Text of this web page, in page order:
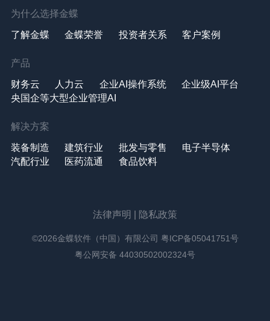
为什么选择金蝶
了解金蝶 金蝶荣誉 投资者关系 客户案例
产品
财务云 人力云 企业AI操作系统
企业级AI平台
央国企等大型企业管理AI
解决方案
装备制造 建筑行业 批发与零售
电子半导体
汽配行业
医药流通 食品饮料
法律声明 隐私政策
©2026金蝶软件（中国）有限公司 粤ICP备05041751号
粤公网安备 44030502002324号